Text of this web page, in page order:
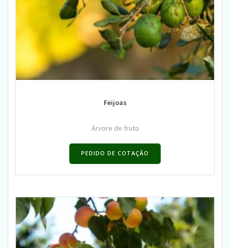
Feijoas
Árvore de fruto
PEDIDO DE COTAÇÃO